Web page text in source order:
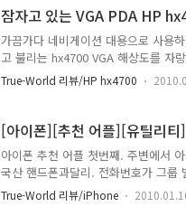
센터랑 통화만 10통이상 시간은 2시
잠자고 있는 VGA PDA HP
가끔가다 네비게이션 대용으로 사용
고 불리는 hx4700 VGA 해상도를 자
서 가끔가다 네비를 사용하면 버벅이
사용하기위해 몇가지 튜닝을 감행
으로 주 배터리 교환이나 방전시 소
입 ..
True-World 리뷰/HP hx4700
[아이폰][추천 어플][유틸리
아이폰 추천 어플 첫번째. 주변에서
국산 핸드폰과달리. 전화번호가 그룹
가 아니면 열심히 페이지 스크롤 해야
다를 없애주고 기존에 쓰던 폰들처
True-World 리뷰/iPhone